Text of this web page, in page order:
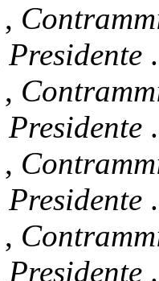
,
Presidente
,
Presidente
,
Presidente
,
Presidente